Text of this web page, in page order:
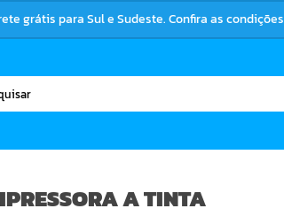
grátis para Sul e Sudeste. Confira as condições
A TINTA